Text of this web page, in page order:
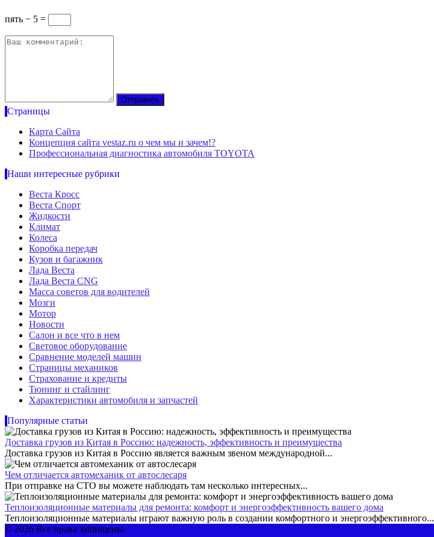
пять − 5 =
Страницы
Карта Сайта
Концепция сайта vestaz.ru о чем мы и зачем!?
Профессиональная диагностика автомобиля TOYOTA
Наши интересные рубрики
Веста Кросс
Веста Спорт
Жидкости
Климат
Колеса
Коробка передач
Кузов и багажник
Лада Веста
Лада Веста CNG
Масса советов для водителей
Мозги
Мотор
Новости
Салон и все что в нем
Световое оборудование
Сравнение моделей машин
Страницы механиков
Страхование и кредиты
Тюнинг и стайлинг
Характеристики автомобиля и запчастей
Популярные статьи
Доставка грузов из Китая в Россию: надежность, эффективность и преимущества
Доставка грузов из Китая в Россию является важным звеном международной...
Чем отличается автомеханик от автослесаря
При отправке на СТО вы можете наблюдать там несколько интересных...
Теплоизоляционные материалы для ремонта: комфорт и энергоэффективность вашего дома
Теплоизоляционные материалы играют важную роль в создании комфортного и энергоэффективного...
© 2026 Все права защищены.